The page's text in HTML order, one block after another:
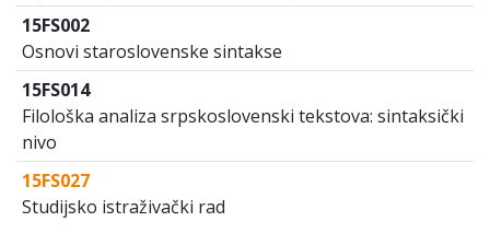
15FS002
Osnovi staroslovenske sintakse
15FS014
Filološka analiza srpskoslovenski tekstova: sintaksički
nivo
15FS027
Studijsko istraživački rad